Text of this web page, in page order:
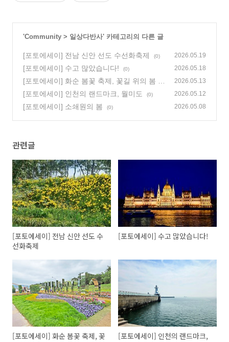
'Community > 일상다반사' 카테고리의 다른 글
[포토에세이] 전남 신안 선도 수선화축제 (0) 2026.05.19
[포토에세이] 수고 많았습니다! (0) 2026.05.18
[포토에세이] 화순 봄꽃 축제, 꽃길 위의 봄
(0)
2026.05.13
[포토에세이] 인천의 랜드마크, 월미도 (0) 2026.05.12
[포토에세이] 소쇄원의 봄 (0) 2026.05.08
관련글
[포토에세이] 전남 신안 선도 수
선화축제
[포토에세이] 수고 많았습니다!
[포토에세이] 화순 봄꽃 축제, 꽃
[포토에세이] 인천의 랜드마크,